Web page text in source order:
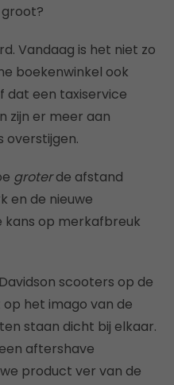
Vandaag is het niet zo
boekenwinkel ook
dat een taxiservice
zijn er meer aan
overstijgen.
groterde afstand
en de nieuwe
kans op merkafbreuk
scooters op de
het imago van de
staan dicht bij elkaar.
aftershave
product ver van de